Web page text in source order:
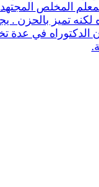
.ثم ترجل بعد خدمته في
لكنه تميز